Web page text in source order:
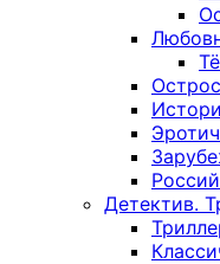
Детектив.